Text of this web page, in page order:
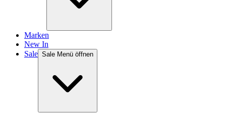
Marken
New In
Sale Sale Menü öffnen